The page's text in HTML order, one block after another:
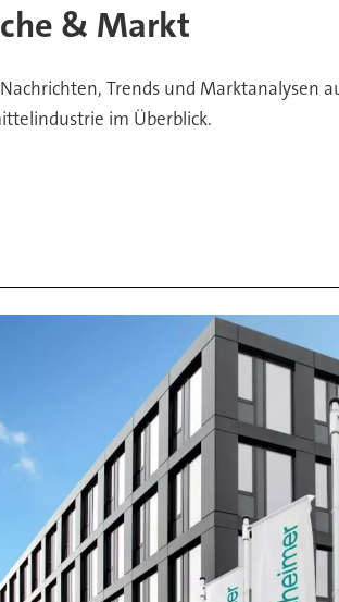
& Markt
Trends und Marktanalysen
im Überblick.